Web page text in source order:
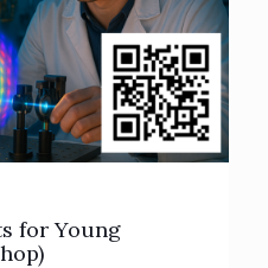
for Young